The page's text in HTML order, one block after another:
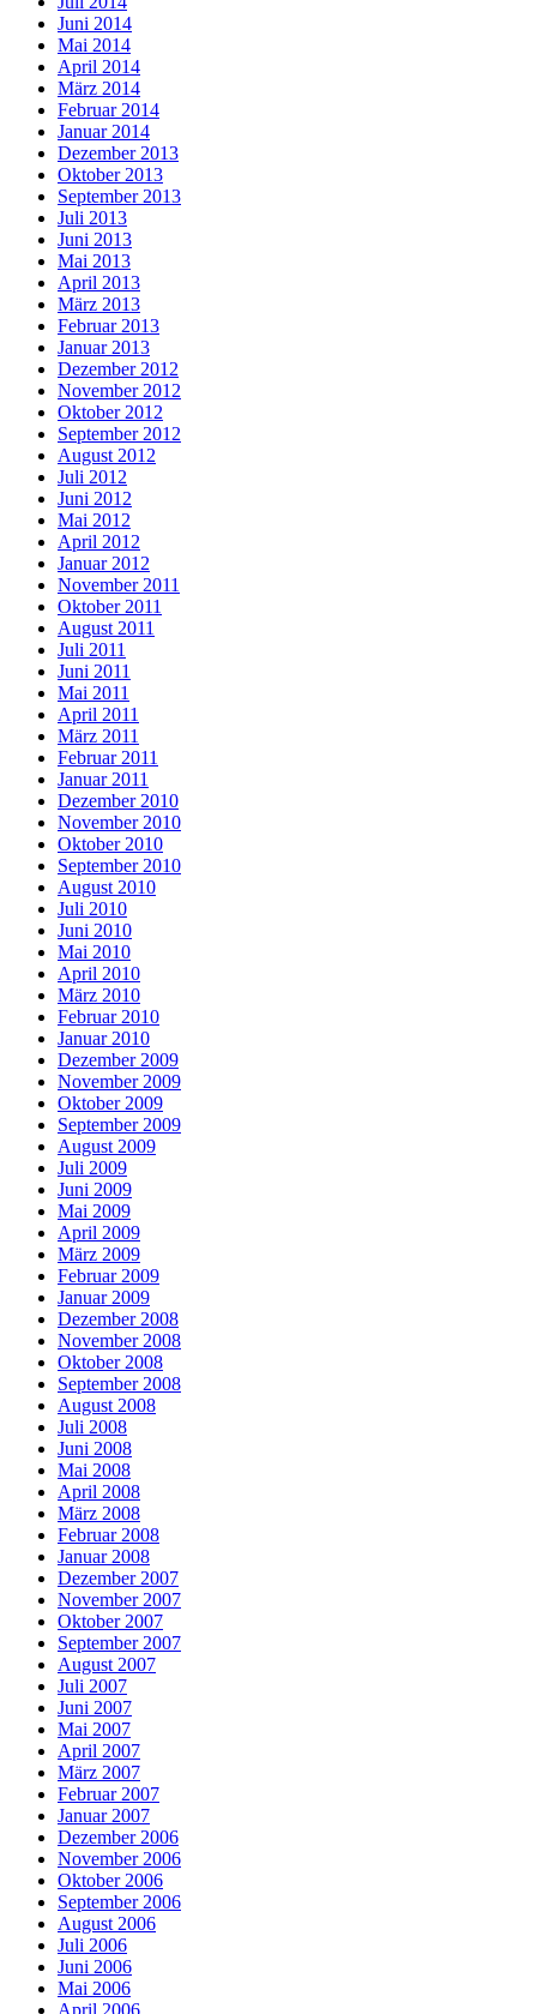
Juni 2014
Mai 2014
April 2014
März 2014
Februar 2014
Januar 2014
Dezember 2013
Oktober 2013
September 2013
Juli 2013
Juni 2013
Mai 2013
April 2013
März 2013
Februar 2013
Januar 2013
Dezember 2012
November 2012
Oktober 2012
September 2012
August 2012
Juli 2012
Juni 2012
Mai 2012
April 2012
Januar 2012
November 2011
Oktober 2011
August 2011
Juli 2011
Juni 2011
Mai 2011
April 2011
März 2011
Februar 2011
Januar 2011
Dezember 2010
November 2010
Oktober 2010
September 2010
August 2010
Juli 2010
Juni 2010
Mai 2010
April 2010
März 2010
Februar 2010
Januar 2010
Dezember 2009
November 2009
Oktober 2009
September 2009
August 2009
Juli 2009
Juni 2009
Mai 2009
April 2009
März 2009
Februar 2009
Januar 2009
Dezember 2008
November 2008
Oktober 2008
September 2008
August 2008
Juli 2008
Juni 2008
Mai 2008
April 2008
März 2008
Februar 2008
Januar 2008
Dezember 2007
November 2007
Oktober 2007
September 2007
August 2007
Juli 2007
Juni 2007
Mai 2007
April 2007
März 2007
Februar 2007
Januar 2007
Dezember 2006
November 2006
Oktober 2006
September 2006
August 2006
Juli 2006
Juni 2006
Mai 2006
April 2006